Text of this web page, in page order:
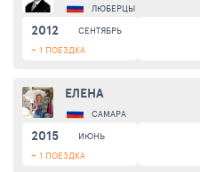
ЛЮБЕРЦЫ
2012
СЕНТЯБРЬ
+ 1 ПОЕЗДКА
ЕЛЕНА
САМАРА
2015
ИЮНЬ
+ 1 ПОЕЗДКА